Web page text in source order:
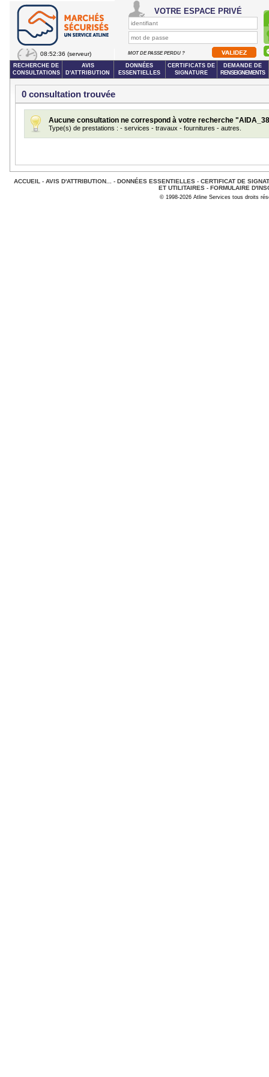
08:52:36 (serveur)
VOTRE ESPACE PRIVÉ
MOT DE PASSE PERDU ?
RECHERCHE DE
CONSULTATIONS
AVIS
D'ATTRIBUTION
DONNÉES
ESSENTIELLES
CERTIFICATS DE
SIGNATURE
DEMANDE DE
RENSEIGNEMENTS
0 consultation trouvée
Aucune consultation ne correspond à votre recherche
Type(s) de prestations : - services - travaux - fournitures - autres.
ACCUEIL - AVIS D'ATTRIBUTION... - DONNÉES ESSENTIELLES- CERTIFICAT DE
ET UTILITAIRES - FORMULAIRE
© 1998-2026 Atline Services tous droits